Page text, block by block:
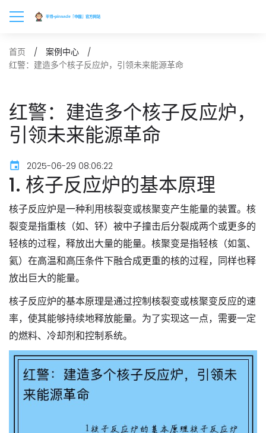
首页
案例中心
红警：建造多个核子反应炉，引领未来能源革命
红警：建造多个核子反应炉，
引领未来能源革命
2025-06-29 08:06:22
1. 核子反应炉的基本原理
核子反应炉是一种利用核裂变或核聚变产生能量的装置。核
裂变是指重核（如、钚）被中子撞击后分裂成两个或更多的
轻核的过程，释放出大量的能量。核聚变是指轻核（如氢、
氦）在高温和高压条件下融合成更重的核的过程，同样也释
放出巨大的能量。
核子反应炉的基本原理是通过控制核裂变或核聚变反应的速
率，使其能够持续地释放能量。为了实现这一点，需要一定
的燃料、冷却剂和控制系统。